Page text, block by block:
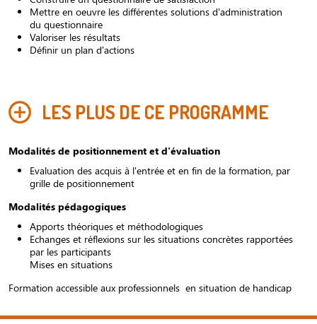
Mettre en oeuvre les différentes solutions d’administration
du questionnaire
Valoriser les résultats
Définir un plan d'actions
LES PLUS DE CE PROGRAMME
Modalités de positionnement et d'évaluation
Evaluation des acquis à l'entrée et en fin de la formation, par
grille de positionnement
Modalités pédagogiques
Apports théoriques et méthodologiques
Echanges et réflexions sur les situations concrètes rapportées
par les participants
Mises en situations
Formation accessible aux professionnels en situation de handicap